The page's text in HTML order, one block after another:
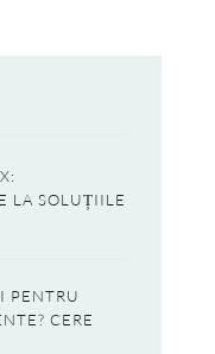
LA SOLUȚIILE
PENTRU
CERE